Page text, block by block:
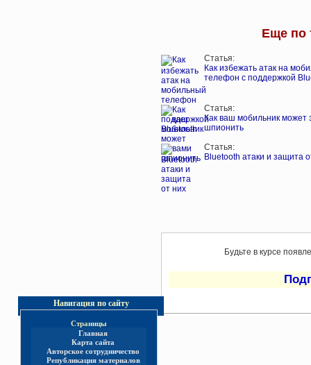
Еще по
Статья:
Как избежать атак на
телефон с поддержкой
Статья:
Как ваш мобильник может
шпионить
Статья:
Bluetooth атаки и защита
Будьте в курсе
Навигация по сайту
Страницы
Главная
Карта сайта
Авторское сотрудничество
Републикация материалов